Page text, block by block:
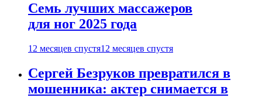
Семь лучших массажеров
для ног 2025 года
12 месяцев спустя12 месяцев спустя
Сергей Безруков превратился в
мошенника: актер снимается в